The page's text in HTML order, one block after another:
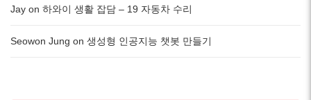
Jay on 하와이 생활 잡담 – 19 자동차 수리
Seowon Jung on 생성형 인공지능 챗봇 만들기